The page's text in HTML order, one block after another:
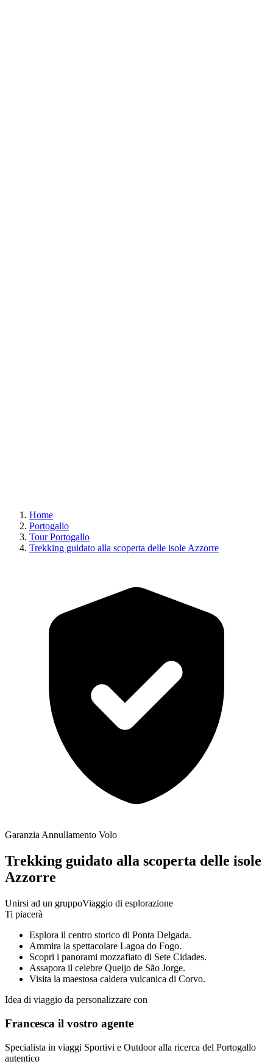
Home
Portogallo
Tour Portogallo
Trekking guidato alla scoperta delle isole Azzorre
Garanzia Annullamento Volo
Trekking guidato alla scoperta delle isole
Azzorre
Unirsi ad un gruppoViaggio di esplorazione
Ti piacerà
Esplora il centro storico di Ponta Delgada.
Ammira la spettacolare Lagoa do Fogo.
Scopri i panorami mozzafiato di Sete Cidades.
Assapora il celebre Queijo de São Jorge.
Visita la maestosa caldera vulcanica di Corvo.
Idea di viaggio da personalizzare con
Francesca il vostro agente
Specialista in viaggi Sportivi e Outdoor alla ricerca del Portogallo
autentico